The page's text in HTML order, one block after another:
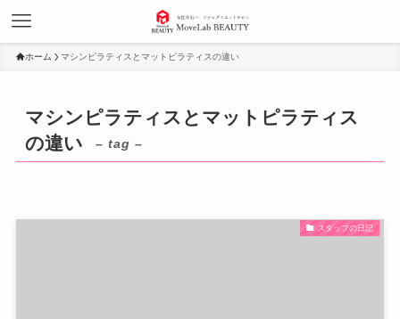
ホーム マシンピラティスとマットピラティスの違い
マシンピラティスとマットピラティス
の違い
– tag –
スタッフの日記